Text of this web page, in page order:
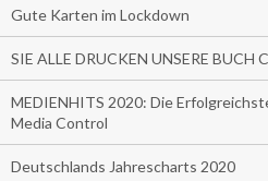
Gute Karten im Lockdown
SIE ALLE DRUCKEN UNSERE BUCH
MEDIENHITS 2020: Die
Media Control
Deutschlands Jahrescharts 2020